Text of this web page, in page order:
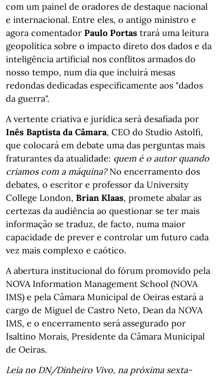
com um painel de oradores de destaque nacional
e internacional. Entre eles, o antigo ministro e
agora comentador Paulo Portas trará uma leitura
geopolítica sobre o impacto direto dos dados e da
inteligência artificial nos conflitos armados do
nosso tempo, num dia que incluirá mesas
redondas dedicadas especificamente aos "dados
da guerra".
A vertente criativa e jurídica será desafiada por
Inês Baptista da Câmara, CEO do Studio Astolfi,
que colocará em debate uma das perguntas mais
fraturantes da atualidade: quem é o autor quando
criamos com a máquina?No encerramento dos
debates, o escritor e professor da University
College London, Brian Klaas, promete abalar as
certezas da audiência ao questionar se ter mais
informação se traduz, de facto, numa maior
capacidade de prever e controlar um futuro cada
vez mais complexo e caótico.
A abertura institucional do fórum promovido pela
NOVA Information Management School (NOVA
IMS) e pela Câmara Municipal de Oeiras estará a
cargo de Miguel de Castro Neto, Dean da NOVA
IMS, e o encerramento será assegurado por
Isaltino Morais, Presidente da Câmara Municipal
de Oeiras.
Leia no DN/Dinheiro Vivo, na próxima sexta-